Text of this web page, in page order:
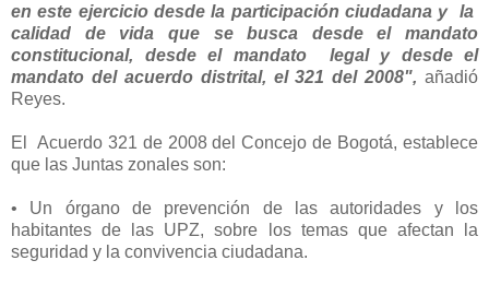
en este ejercicio desde la participación ciudadana y la
calidad de vida que se busca desde el mandato
constitucional, desde el mandato legal y desde el
mandato del acuerdo distrital, el 321 del 2008", añadió
Reyes.
El Acuerdo 321 de 2008 del Concejo de Bogotá, establece
que las Juntas zonales son:
• Un órgano de prevención de las autoridades y los
habitantes de las UPZ, sobre los temas que afectan la
seguridad y la convivencia ciudadana.